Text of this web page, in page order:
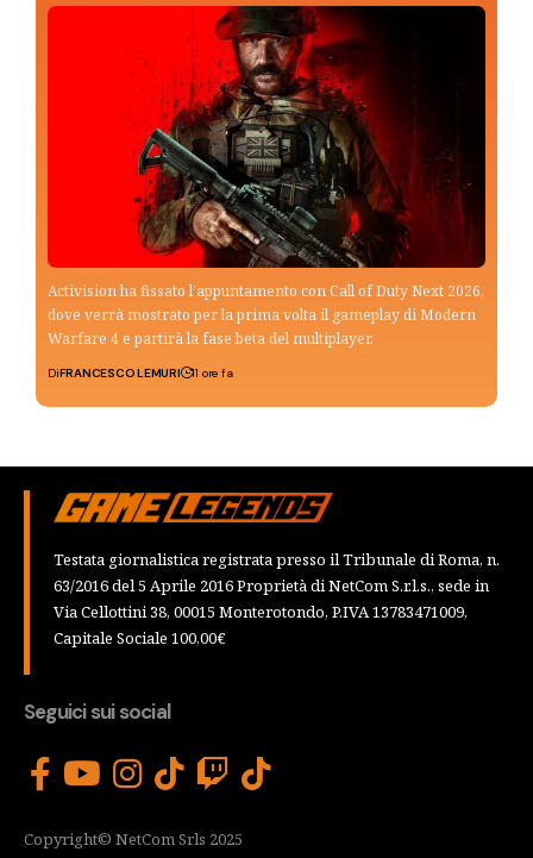
Activision ha fissato l’appuntamento con Call of Duty Next 2026,
dove verrà mostrato per la prima volta il gameplay di Modern
Warfare 4 e partirà la fase beta del multiplayer.
DiFRANCESCO LEMURI 11 ore fa
Testata giornalistica registrata presso il Tribunale di Roma, n.
63/2016 del 5 Aprile 2016 Proprietà di NetCom S.r.l.s., sede in
Via Cellottini 38, 00015 Monterotondo, P.IVA 13783471009,
Capitale Sociale 100,00€
Seguici sui social
Copyright© NetCom Srls 2025